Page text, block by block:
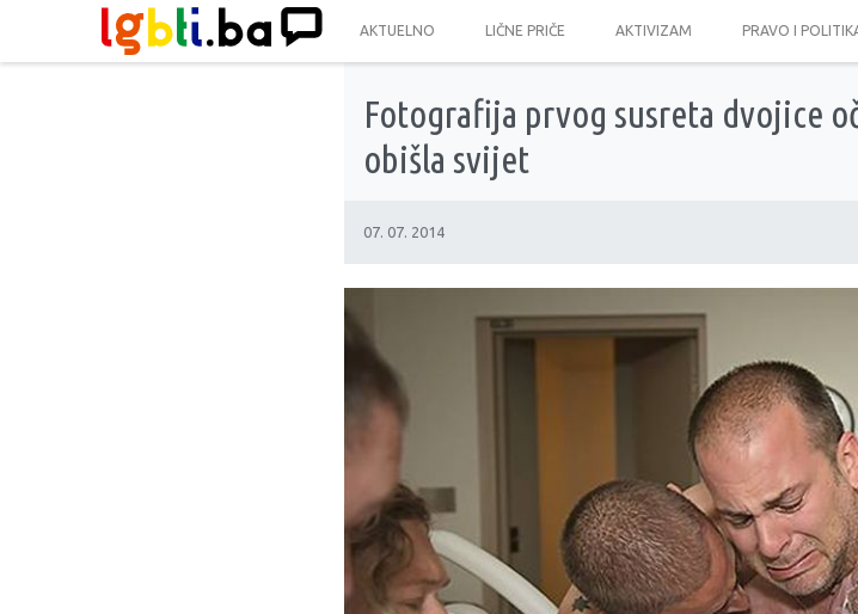
AKTUELNO LIČNE PRIČE AKTIVIZAM PRAVO I
Fotografija prvog susreta dvojice
obišla svijet
07. 07. 2014